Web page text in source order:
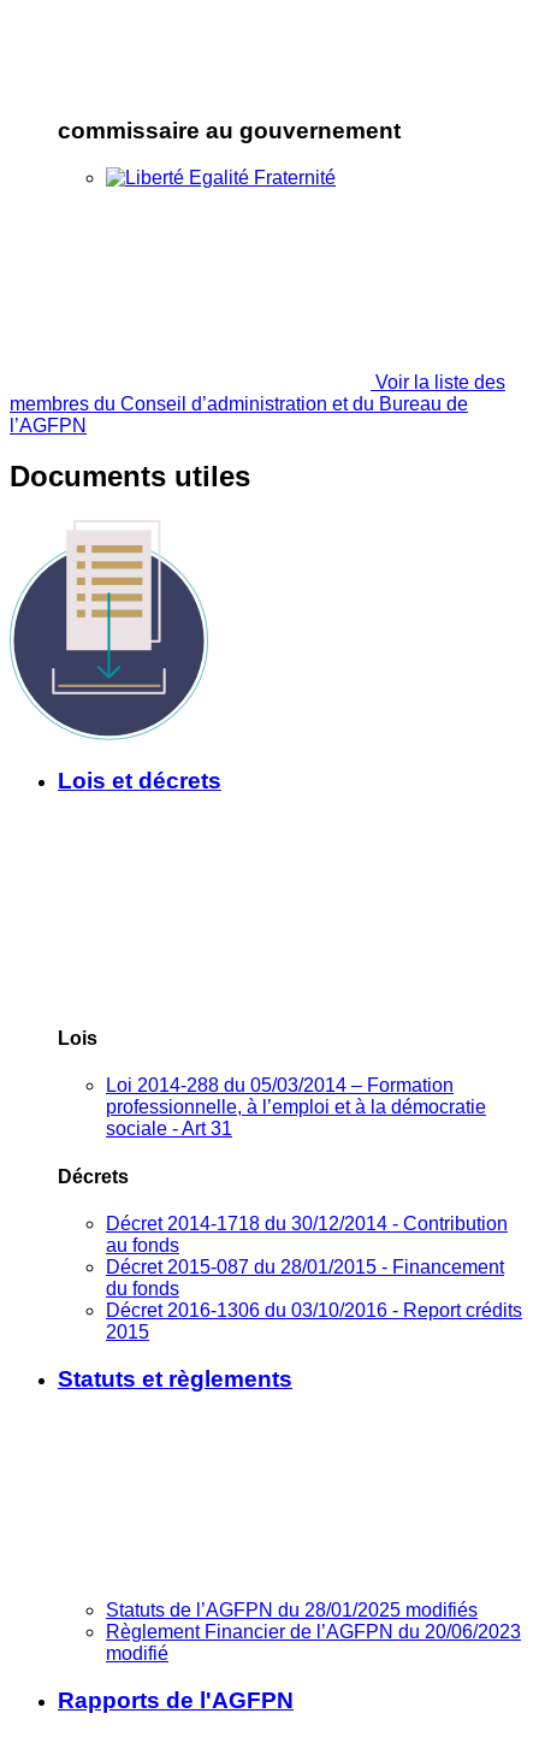
commissaire au gouvernement
Voir la liste des
membres du Conseil d’administration et du Bureau de
l’AGFPN
Documents utiles
Lois et décrets
Lois
Loi 2014-288 du 05/03/2014 – Formation
professionnelle, à l’emploi et à la démocratie
sociale - Art 31
Décrets
Décret 2014-1718 du 30/12/2014 - Contribution
au fonds
Décret 2015-087 du 28/01/2015 - Financement
du fonds
Décret 2016-1306 du 03/10/2016 - Report crédits
2015
Statuts et règlements
Statuts de l’AGFPN du 28/01/2025 modifiés
Règlement Financier de l’AGFPN du 20/06/2023
modifié
Rapports de l'AGFPN